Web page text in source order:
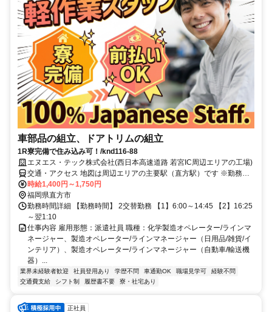
車部品の組立、ドアトリムの組立
1R寮完備で住み込み可！/knd116-88
エヌエス・テック株式会社(西日本高速道路 若宮IC周辺エリアの工場)
交通・アクセス 地図は周辺エリアの主要駅（直方駅）です ※勤務地
は西日本高速道路『若宮IC』から車10分圏内 ※車通勤OK
時給1,400円～1,750円
福岡県直方市
勤務時間詳細 【勤務時間】 2交替勤務 【1】6:00～14:45 【2】16:25
～翌1:10
仕事内容 雇用形態：派遣社員 職種：化学製造オペレーター/ラインマ
ネージャー、製造オペレーター/ラインマネージャー（日用品/雑貨/イ
ンテリア）、製造オペレーター/ラインマネージャー（自動車/輸送機
器）...
業界未経験者歓迎 社員登用あり 学歴不問 車通勤OK 職場見学可
経験不問
交通費支給
シフト制 履歴書不要 寮・社宅あり
正社員